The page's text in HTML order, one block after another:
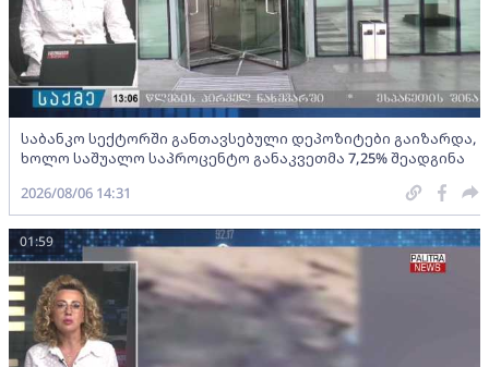
საბანკო სექტორში განთავსებული დეპოზიტები გაიზარდა,
ხოლო საშუალო საპროცენტო განაკვეთმა 7,25% შეადგინა
2026/08/06 14:31
01:59